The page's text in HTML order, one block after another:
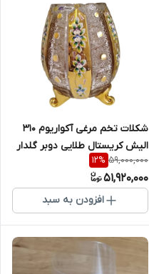
شکلات تخم مرغی آکواریوم 310
الیش کریستال طلایی دوبر گلدار
59,000,000
12%
51,920,000
افزودن به سبد